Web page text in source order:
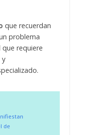
que recuerdan
problema
requiere
y
de